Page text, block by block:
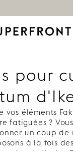
pour
vos éléments
fatiguées ?
un coup de
à la fois